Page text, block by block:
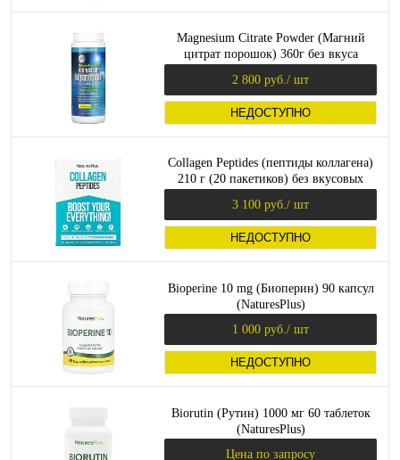
Magnesium Citrate Powder (Магний
цитрат порошок) 360г без вкуса
2 800 руб. / шт
НЕДОСТУПНО
Collagen Peptides (пептиды коллагена)
210 г (20 пакетиков) без вкусовых
3 100 руб. / шт
НЕДОСТУПНО
Bioperine 10 mg (Биоперин) 90 капсул
(NaturesPlus)
1 000 руб. / шт
НЕДОСТУПНО
Biorutin (Рутин) 1000 мг 60 таблеток
(NaturesPlus)
Цена по запросу